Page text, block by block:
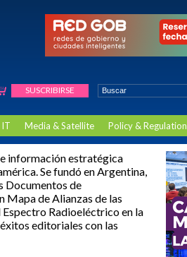
SUSCRIBIRSE
IT Media & Satellite Policy & Regulation
información estratégica
Se fundó en Argentina,
Documentos de
Mapa de Alianzas de las
Radioeléctrico en la
editoriales con las